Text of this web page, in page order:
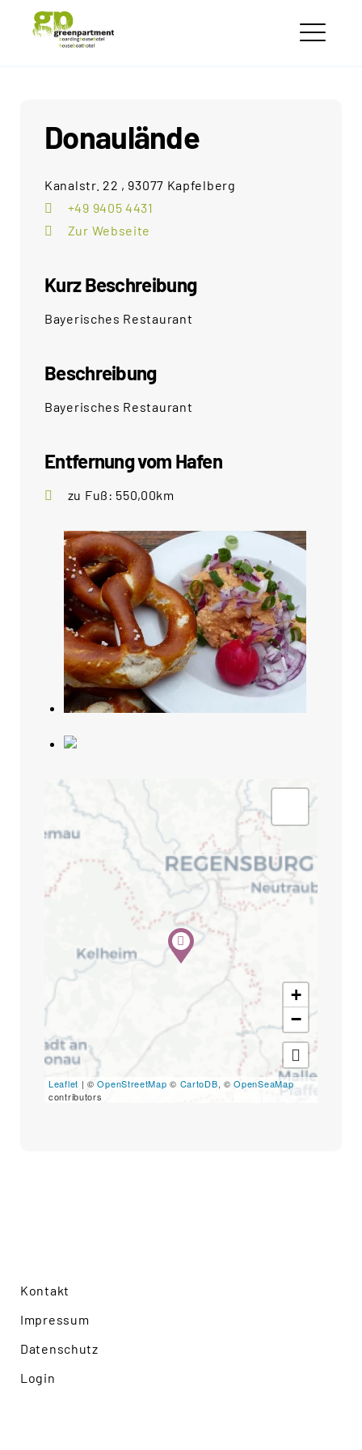
greenpartment
houseboathotels
for:
Donaulände
Kanalstr. 22 , 93077 Kapfelberg
+49 9405 4431
Zur Webseite
Kurz Beschreibung
Bayerisches Restaurant
Beschreibung
Bayerisches Restaurant
Entfernung vom Hafen
zu Fuß: 550,00km
+
−
Leaflet | ©OpenStreetMap © CartoDB, ©OpenSeaMap
contributors
Kontakt
Impressum
Datenschutz
Login